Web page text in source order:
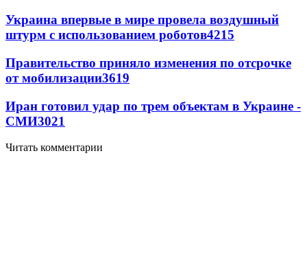
Украина впервые в мире провела воздушный
штурм с использованием роботов4215
Правительство приняло изменения по отсрочке
от мобилизации3619
Иран готовил удар по трем объектам в Украине -
СМИ3021
Читать комментарии